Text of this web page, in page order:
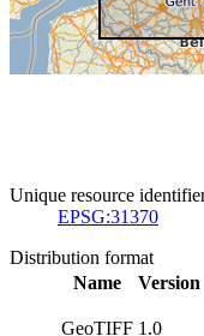
Unique resource
EPSG:31370
Distribution format
Name
Version
GeoTIFF 1.0